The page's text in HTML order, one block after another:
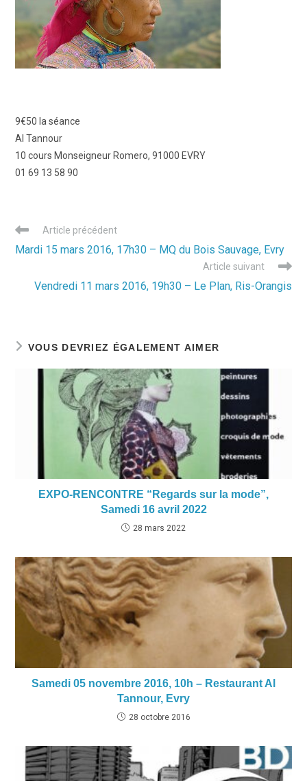
9€50 la séance
Al Tannour
10 cours Monseigneur Romero, 91000 EVRY
01 69 13 58 90
Read
articles
Article précédent
Mardi 15 mars 2016, 17h30 – MQ du Bois Sauvage, Evry
Article suivant
Vendredi 11 mars 2016, 19h30 – Le Plan, Ris-Orangis
VOUS DEVRIEZ ÉGALEMENT AIMER
EXPO-RENCONTRE “Regards sur la mode”,
Samedi 16 avril 2022
28 mars 2022
Samedi 05 novembre 2016, 10h – Restaurant Al
Tannour, Evry
28 octobre 2016